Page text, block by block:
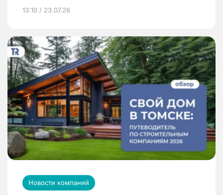
13:10 / 23.07.26
Новости компаний